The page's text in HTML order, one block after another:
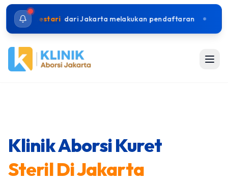
Jakarta melakukan pendaftaran Rina Wijaya
Klinik Aborsi Kuret
Steril Di Jakarta